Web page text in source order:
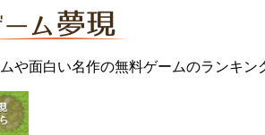
や面白い名作の無料ゲームのランキン